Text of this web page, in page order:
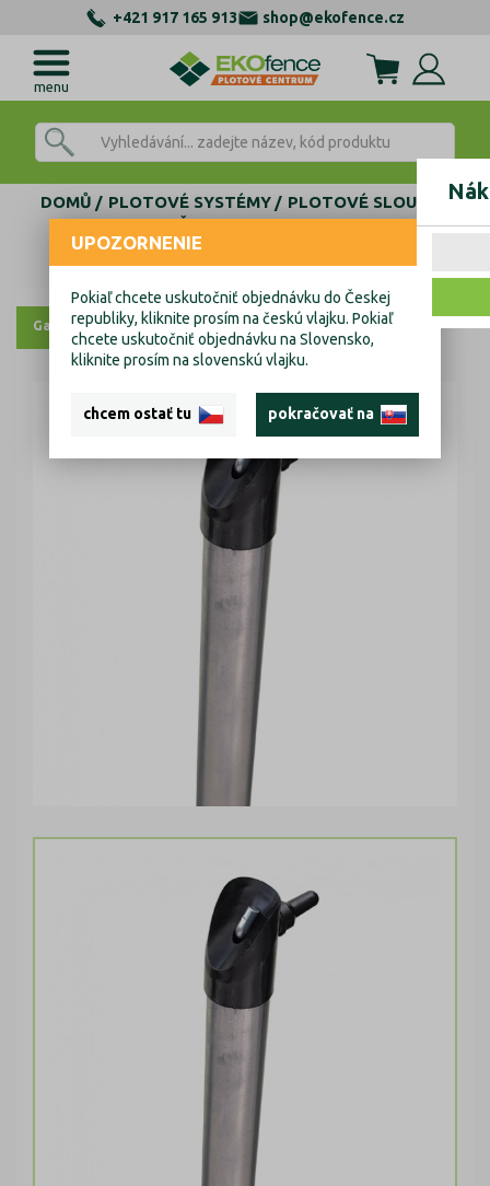
+421 917 165 913 shop@ekofence.cz
menu
DOMŮ PLOTOVÉ SYSTÉMY
PLOTOVÉ SLOUPKY
VZPĚRY
Vzpěra D38mm Zn 2000mm
Galerie
UPOZORNENIE
Pokiaľ chcete uskutočniť objednávku do Českej
republiky, kliknite prosím na českú vlajku. Pokiaľ
chcete uskutočniť objednávku na Slovensko,
kliknite prosím na slovenskú vlajku.
chcem ostať tu pokračovať na